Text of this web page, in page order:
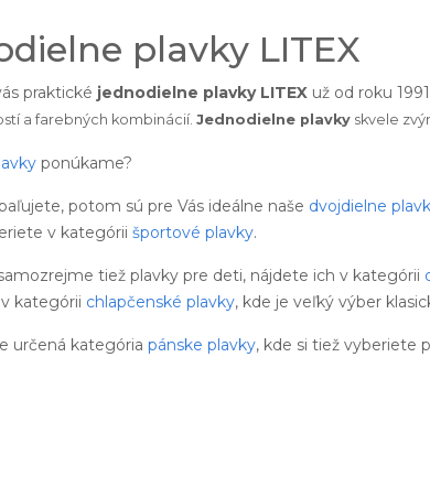
plavky LITEX
praktické jednodielne plavky LITEX už od roku
a farebných kombinácií. Jednodielne plavky skvele
ponúkame?
potom sú pre Vás ideálne naše dvojdielne
v kategórii športové plavky.
tiež plavky pre deti, nájdete ich v kategórii
kategórii chlapčenské plavky, kde je veľký výber
určená kategória pánske plavky, kde si tiež vyberiete